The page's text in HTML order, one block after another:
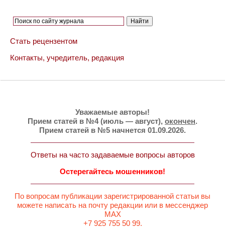
Стать рецензентом
Контакты, учредитель, редакция
Уважаемые авторы!
Прием статей в №4 (июль — август), окончен.
Прием статей в №5 начнется 01.09.2026.
Ответы на часто задаваемые вопросы авторов
Остерегайтесь мошенников!
По вопросам публикации зарегистрированной статьи вы
можете написать на почту редакции или в мессенджер
MAX
+7 925 755 50 99.